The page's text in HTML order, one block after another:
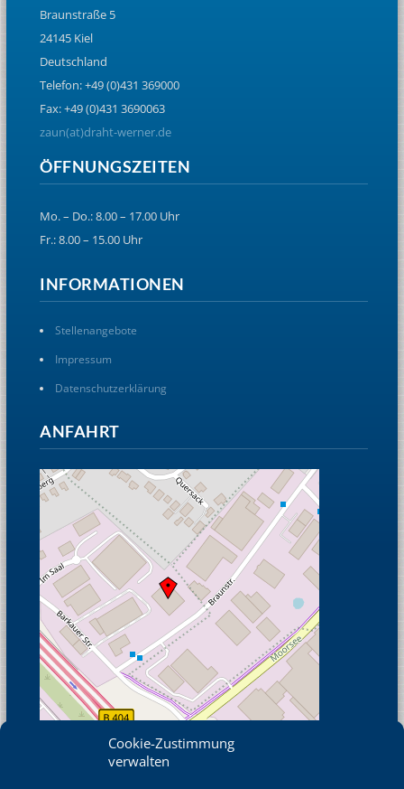
Cookie-Zustimmung
verwalten
Braunstraße 5
24145 Kiel
Deutschland
Telefon: +49 (0)431 369000
Fax: +49 (0)431 3690063
zaun(at)draht-werner.de
ÖFFNUNGSZEITEN
Mo. – Do.: 8.00 – 17.00 Uhr
Fr.: 8.00 – 15.00 Uhr
INFORMATIONEN
Stellenangebote
Impressum
Datenschutzerklärung
ANFAHRT